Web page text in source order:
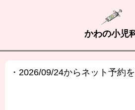
かわの小児
・2026/09/24からネット予約